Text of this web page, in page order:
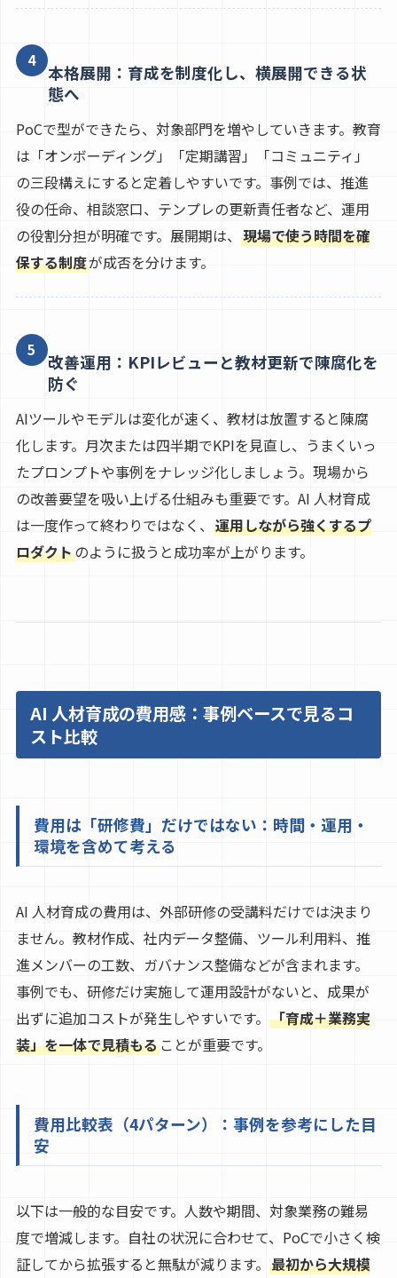
4
本格展開：育成を制度化し、横展開できる状
態へ
PoCで型ができたら、対象部門を増やしていきます。教育
は「オンボーディング」「定期講習」「コミュニティ」
の三段構えにすると定着しやすいです。事例では、推進
役の任命、相談窓口、テンプレの更新責任者など、運用
の役割分担が明確です。展開期は、 現場で使う時間を確
保する制度が成否を分けます。
5
改善運用：KPIレビューと教材更新で陳腐化を
防ぐ
AIツールやモデルは変化が速く、教材は放置すると陳腐
化します。月次または四半期でKPIを見直し、うまくいっ
たプロンプトや事例をナレッジ化しましょう。現場から
の改善要望を吸い上げる仕組みも重要です。AI 人材育成
は一度作って終わりではなく、 運用しながら強くするプ
ロダクトのように扱うと成功率が上がります。
AI 人材育成の費用感：事例ベースで見るコ
スト比較
費用は「研修費」だけではない：時間・運用・
環境を含めて考える
AI 人材育成の費用は、外部研修の受講料だけでは決まり
ません。教材作成、社内データ整備、ツール利用料、推
進メンバーの工数、ガバナンス整備などが含まれます。
事例でも、研修だけ実施して運用設計がないと、成果が
出ずに追加コストが発生しやすいです。 「育成＋業務実
装」を一体で見積もることが重要です。
費用比較表（4パターン）：事例を参考にした目
安
以下は一般的な目安です。人数や期間、対象業務の難易
度で増減します。自社の状況に合わせて、PoCで小さく検
証してから拡張すると無駄が減ります。 最初から大規模